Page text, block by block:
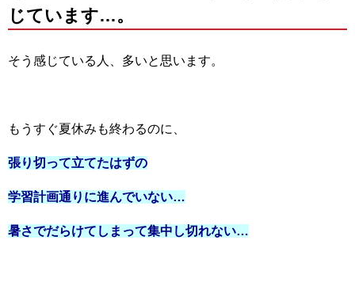
じています…。
そう感じている人、多いと思います。
もうすぐ夏休みも終わるのに、
張り切って立てたはずの
学習計画通りに進んでいない…
暑さでだらけてしまって集中し切れない…